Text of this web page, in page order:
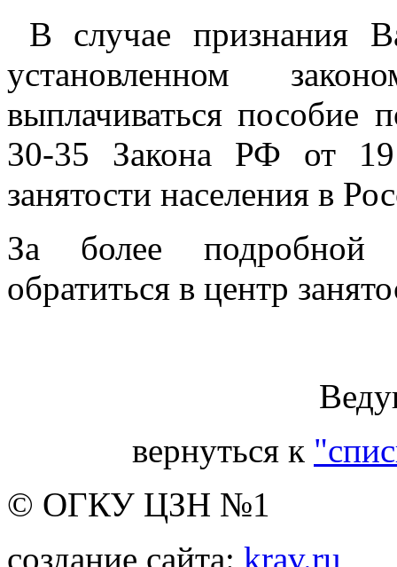
В случае признания
установленном
выплачиваться пособие
30-35 Закона РФ от
занятости населения в
За более подробной
обратиться в центр
вернуться к
© ОГКУ ЦЗН №1
создание сайта: krav.ru